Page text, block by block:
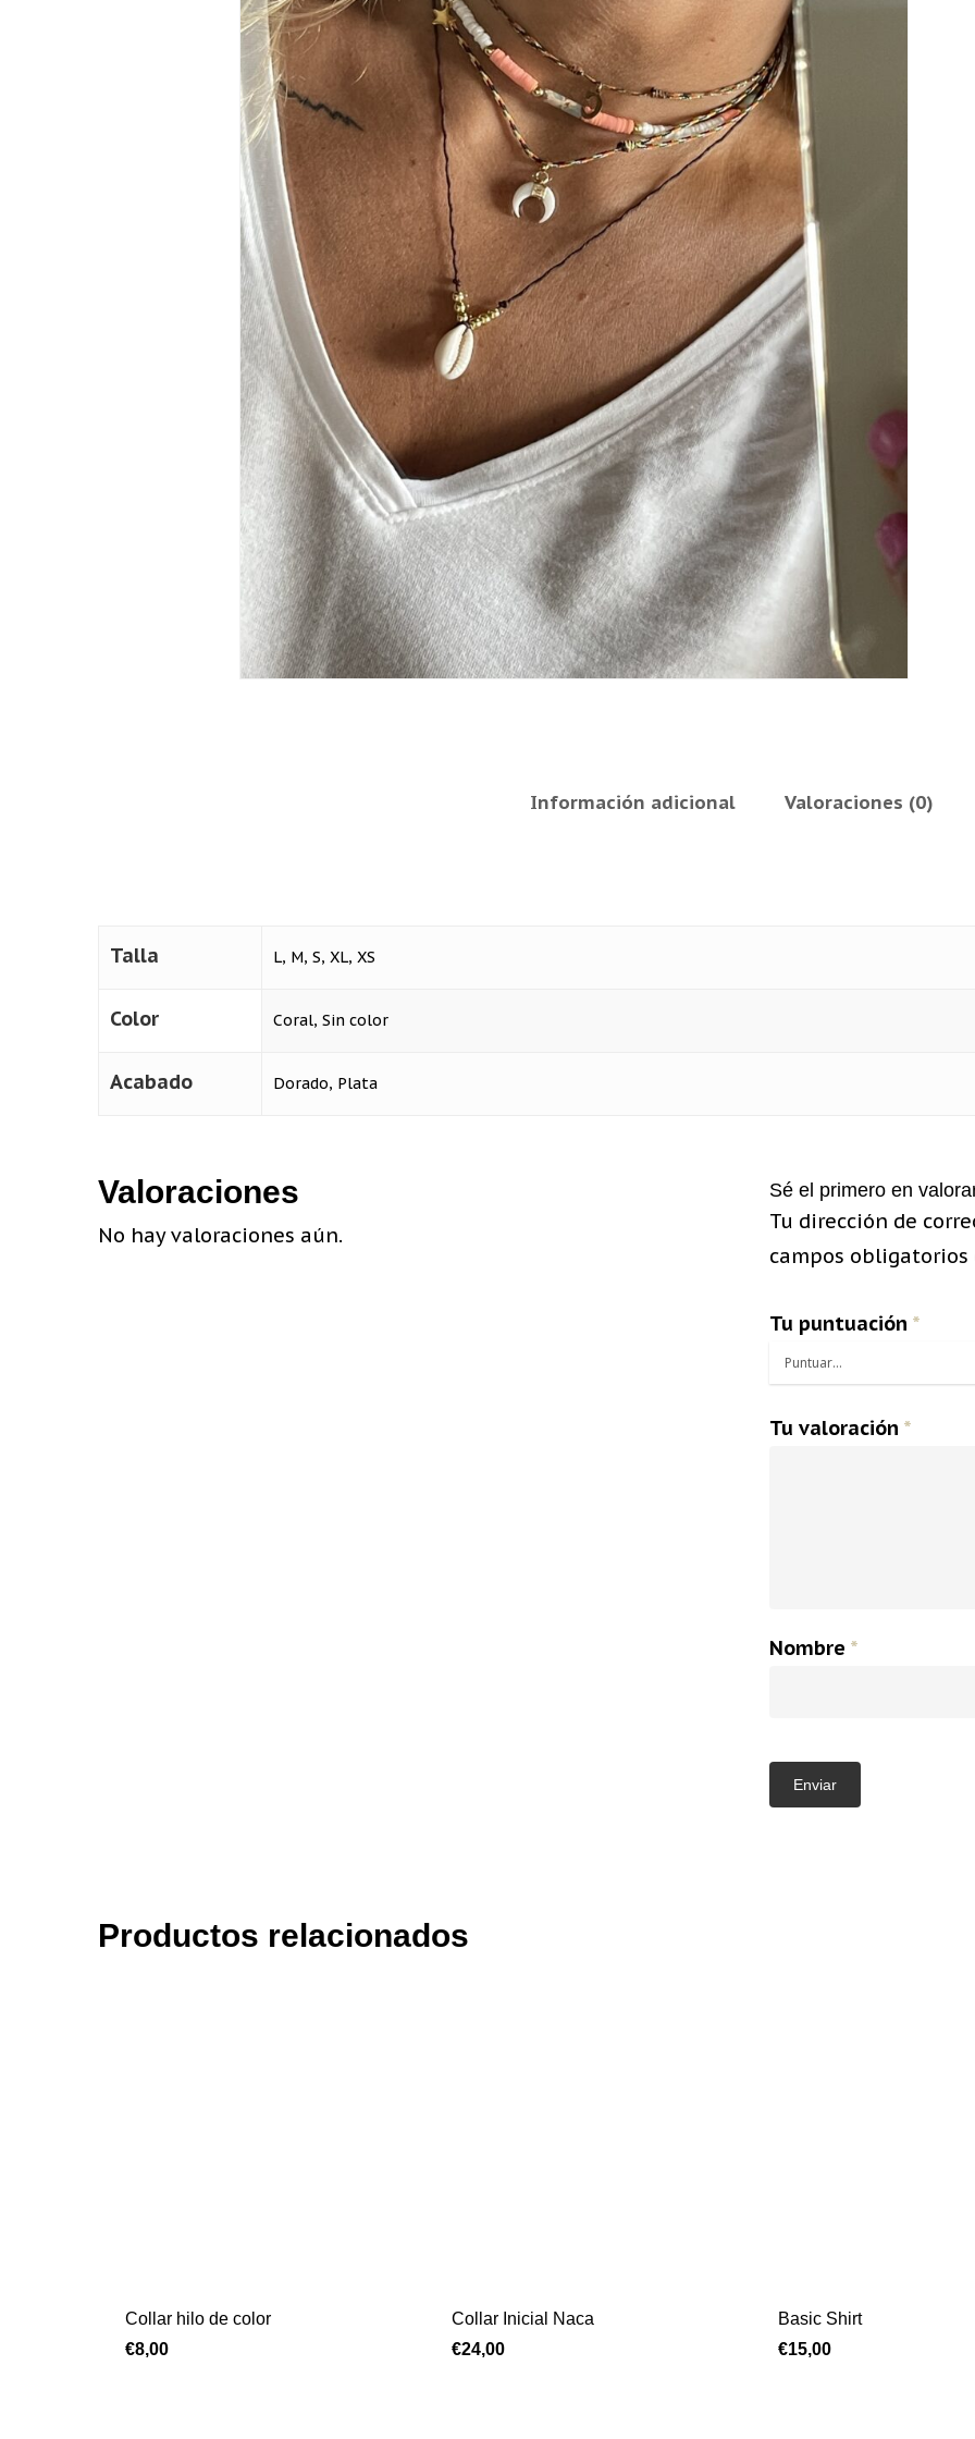
Información adicional Valoraciones (0)
Talla L, M, S, XL, XS
Color Coral, Sin color
Acabado Dorado, Plata
Valoraciones
No hay valoraciones aún.
Sé el primero en
Tu dirección de
campos obligatorios
Tu puntuación *
Tu valoración *
Nombre *
Productos relacionados
Collar hilo de color
€8,00
Collar Inicial Naca
€24,00
Basic Shirt
€15,00